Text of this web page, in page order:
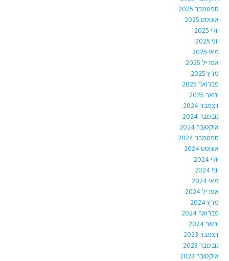
ספטמבר 2025
אוגוסט 2025
יולי 2025
יוני 2025
מאי 2025
אפריל 2025
מרץ 2025
פברואר 2025
ינואר 2025
דצמבר 2024
נובמבר 2024
אוקטובר 2024
ספטמבר 2024
אוגוסט 2024
יולי 2024
יוני 2024
מאי 2024
אפריל 2024
מרץ 2024
פברואר 2024
ינואר 2024
דצמבר 2023
נובמבר 2023
אוקטובר 2023